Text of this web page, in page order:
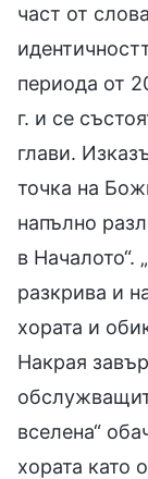
част от
периода от
г. и се
глави.
точка на
напълно
в Началото“.
разкрива и
хората и
Накрая
вселена“
хората като